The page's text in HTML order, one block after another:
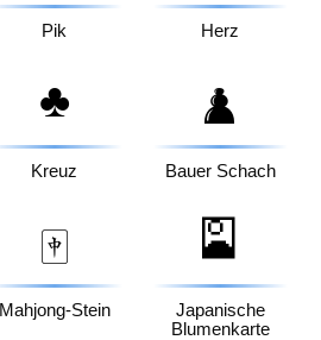
Pik Herz
♣️
Kreuz
♟️
Bauer Schach
🀄
Mahjong-Stein
🎴
Japanische
Blumenkarte